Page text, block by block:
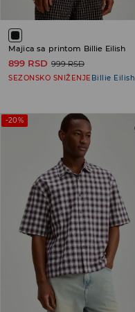
Majica sa printom Billie Eilish
899 RSD 999 RSD
SEZONSKO SNIŽENJE Billie Eilish
-20%